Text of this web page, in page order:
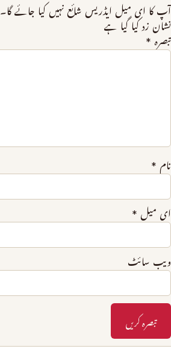
آپ کا ای میل ایڈریس شائع نہیں کیا جائے گا۔
نشان زد کیا گیا ہے
تبصرہ *
نام *
ای میل *
ویب‌ سائٹ